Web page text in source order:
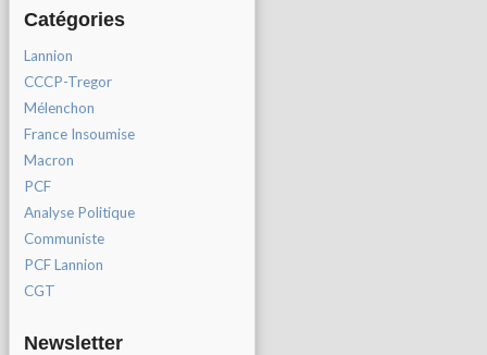
Catégories
Lannion
CCCP-Tregor
Mélenchon
France Insoumise
Macron
PCF
Analyse Politique
Communiste
PCF Lannion
CGT
Newsletter